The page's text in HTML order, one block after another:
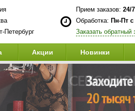
Петербург
Прием заказов: 24/
Обработка: Пн-Пт
Заказать обратный
Акции Новинки